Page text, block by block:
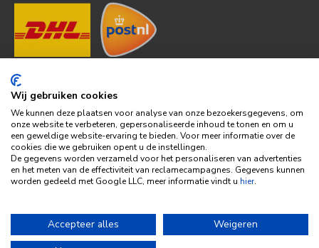
Contact
tel: 0111-820382
info@topledshop.nl
KVK: 34380695
BTW: NL001286892B39
Wij gebruiken cookies
We kunnen deze plaatsen voor analyse van onze bezoekersgegevens, om
onze website te verbeteren, gepersonaliseerde inhoud te tonen en om u
een geweldige website-ervaring te bieden. Voor meer informatie over de
cookies die we gebruiken opent u de instellingen.
De gegevens worden verzameld voor het personaliseren van advertenties
en het meten van de effectiviteit van reclamecampagnes. Gegevens kunnen
worden gedeeld met Google LLC, meer informatie vindt u hier.
Accepteer alles
Weigeren